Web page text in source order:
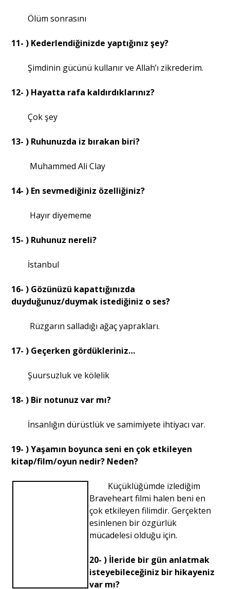
Ölüm sonrasını
11- ) Kederlendiğinizde yaptığınız şey?
Şimdinin gücünü kullanır ve Allah’ı zikrederim.
12- ) Hayatta rafa kaldırdıklarınız?
Çok şey
13- ) Ruhunuzda iz bırakan biri?
Muhammed Ali Clay
14- ) En sevmediğiniz özelliğiniz?
Hayır diyememe
15- ) Ruhunuz nereli?
İstanbul
16- ) Gözünüzü kapattığınızda
duyduğunuz/duymak istediğiniz o ses?
Rüzgarın salladığı ağaç yaprakları.
17- ) Geçerken gördükleriniz…
Şuursuzluk ve kölelik
18- ) Bir notunuz var mı?
İnsanlığın dürüstlük ve samimiyete ihtiyacı var.
19- ) Yaşamın boyunca seni en çok etkileyen
kitap/film/oyun nedir? Neden?
Küçüklüğümde izlediğim
Braveheart filmi halen beni en
çok etkileyen filimdir. Gerçekten
esinlenen bir özgürlük
mücadelesi olduğu için.
20- ) İleride bir gün anlatmak
isteyebileceğiniz bir hikayeniz
var mı?